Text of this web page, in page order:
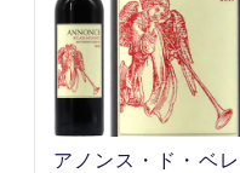
アノンス・ド・ベレ